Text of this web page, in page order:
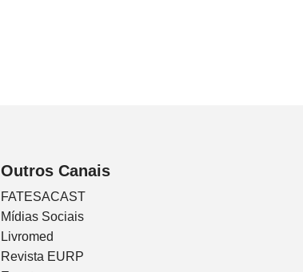
Outros Canais
FATESACAST
Mídias Sociais
Livromed
Revista EURP